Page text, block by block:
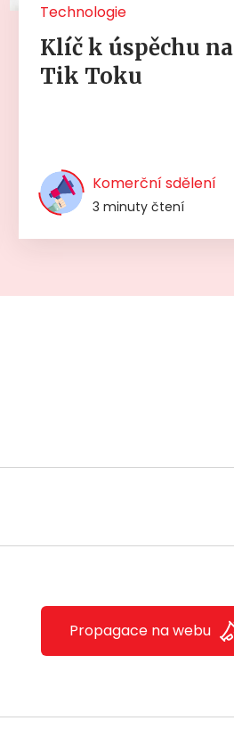
Technologie
Klíč k úspěchu na
Tik Toku
Komerční sdělení
3 minuty čtení
Propagace na webu